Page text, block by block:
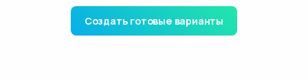
Создать готовые варианты